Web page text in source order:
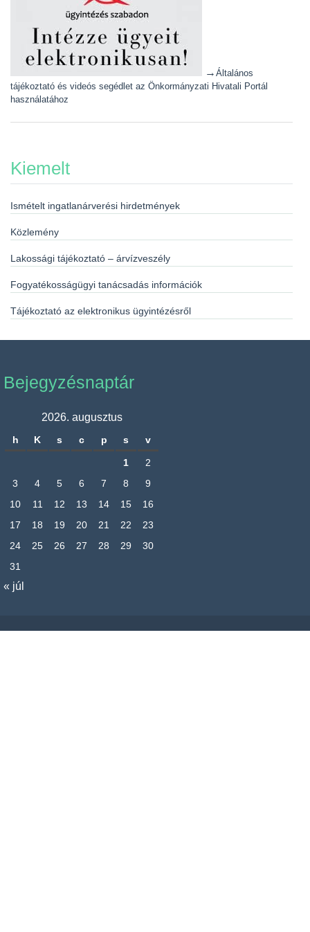
→ Általános
tájékoztató és videós segédlet az Önkormányzati Hivatali Portál
használatához
Kiemelt
Ismételt ingatlanárverési hirdetmények
Közlemény
Lakossági tájékoztató – árvízveszély
Fogyatékosságügyi tanácsadás információk
Tájékoztató az elektronikus ügyintézésről
Bejegyzésnaptár
2026. augusztus
h K s c p s v
1
2
3
4 5 6 7 8
9
10
11 12 13 14 15
16
17
18 19 20 21 22
23
24
25 26 27 28 29
30
31
« júl